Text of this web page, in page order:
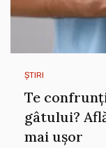
ȘTIRI
Te
gâtului?
mai ușor